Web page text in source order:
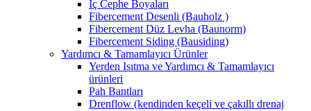
İç Cephe Boyaları
Fibercement Desenli (Bauholz )
Fibercement Düz Levha (Baunorm)
Fibercement Siding (Bausiding)
Yardımcı & Tamamlayıcı Ürünler
Yerden Isıtma ve Yardımcı & Tamamlayıcı
ürünleri
Pah Bantları
Drenflow (kendinden keçeli ve çakıllı drenaj